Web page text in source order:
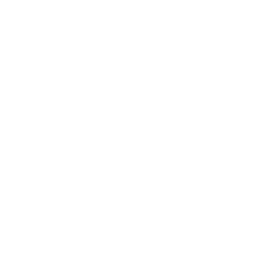
Medien anbieten zu
unserer
diese Informationen
Nutzung der
wie zum
Diese Cookies